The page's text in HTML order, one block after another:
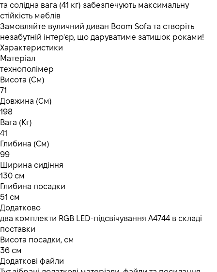
та солідна вага (41 кг) забезпечують максимальну
стійкість меблів
Замовляйте вуличний диван Boom Sofa та створіть
незабутній інтер'єр, що даруватиме затишок роками!
Характеристики
Матеріал
технополімер
Висота (См)
71
Довжина (См)
198
Вага (Кг)
41
Глибина (См)
99
Ширина сидіння
130 см
Глибина посадки
51 см
Додатково
два комплекти RGB LED-підсвічування A4744 в складі
поставки
Висота посадки, см
36 см
Додаткові файли